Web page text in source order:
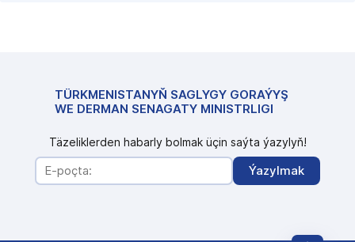
TÜRKMENISTANYŇ SAGLYGY GORAÝYŞ
WE DERMAN SENAGATY MINISTRLIGI
Täzeliklerden habarly bolmak üçin saýta ýazylyň!
Ýazylmak